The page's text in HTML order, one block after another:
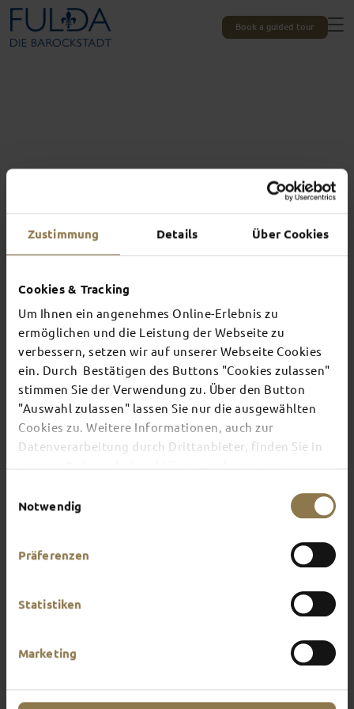
Zustimmung Details Über Cookies
Cookies & Tracking
Um Ihnen ein angenehmes Online-Erlebnis zu
ermöglichen und die Leistung der Webseite zu
verbessern, setzen wir auf unserer Webseite Cookies
ein. Durch Bestätigen des Buttons "Cookies zulassen"
stimmen Sie der Verwendung zu. Über den Button
"Auswahl zulassen" lassen Sie nur die ausgewählten
Cookies zu. Weitere Informationen, auch zur
Datenverarbeitung durch Drittanbieter, finden Sie in
Notwendig
Präferenzen
Statistiken
Marketing
Book a guided tour
Experiences unique to Fulda
TOP EVENTS
There's always something going on in Fulda:
whether it's a concert, a musical, a fun-filled
guided tour or a theatre performance – this is the
place to discover the current events and